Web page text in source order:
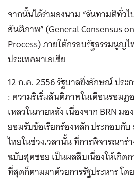
จากนั้นได้ร่วมลงนาม “ฉันทามติทั่ว
สันติภาพ” (General Consensus
Process) ภายใต้กรอบรัฐธรรมนูญ
ประเทศมาเลเซีย
12 ก.ค. 2556 รัฐบาลยิ่งลักษณ์ ประ
: ความริเริ่มสันติภาพในเดือนรอมฎ
เหลวในภายหลัง เนื่องจาก BRN มอ
ยอมรับข้อเรียกร้องหลัก ประกอบกั
ไทยในช่วงเวลานั้น ที่การพิจารณาร่
ฉบับสุดซอย เป็นผลสืบเนื่องให้เกิด
ที่สุดก็ตามมาด้วยการรัฐประหาร โด